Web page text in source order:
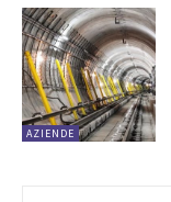
AZIENDE